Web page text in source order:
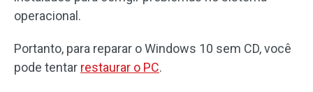
operacional.
Portanto, para reparar o Windows 10 sem CD, você
pode tentar restaurar o PC.